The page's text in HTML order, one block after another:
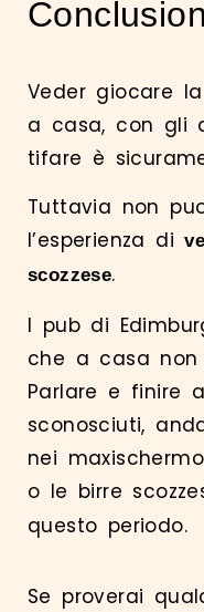
Veder giocare
a casa, con gli
tifare è
Tuttavia non
l’esperienza di
scozzese.
I pub di
che a casa non
Parlare e finire
sconosciuti,
nei
o le birre
questo periodo.
Se proverai